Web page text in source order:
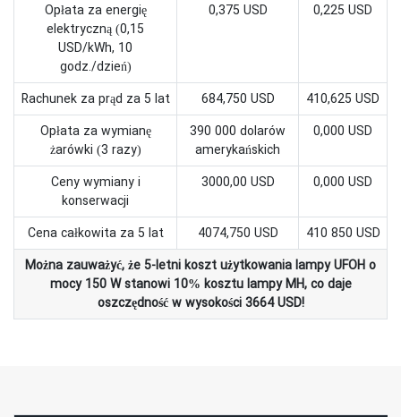
Opłata za energię
elektryczną (0,15
USD/kWh, 10
godz./dzień)
0,375 USD 0,225 USD
Rachunek za prąd za 5 lat 684,750 USD
410,625 USD
Opłata za wymianę
żarówki (3 razy)
390 000 dolarów
amerykańskich
0,000 USD
Ceny wymiany i
konserwacji
3000,00 USD 0,000 USD
Cena całkowita za 5 lat 4074,750 USD
410 850 USD
Można zauważyć, że 5-letni koszt użytkowania lampy UFOH o
mocy 150 W stanowi 10% kosztu lampy MH, co daje
oszczędność w wysokości 3664 USD!